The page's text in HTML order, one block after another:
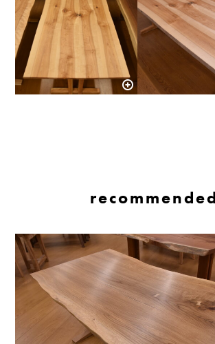
recommended